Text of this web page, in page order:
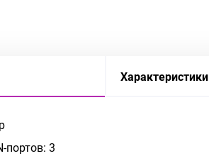
Характеристики
портов: 3